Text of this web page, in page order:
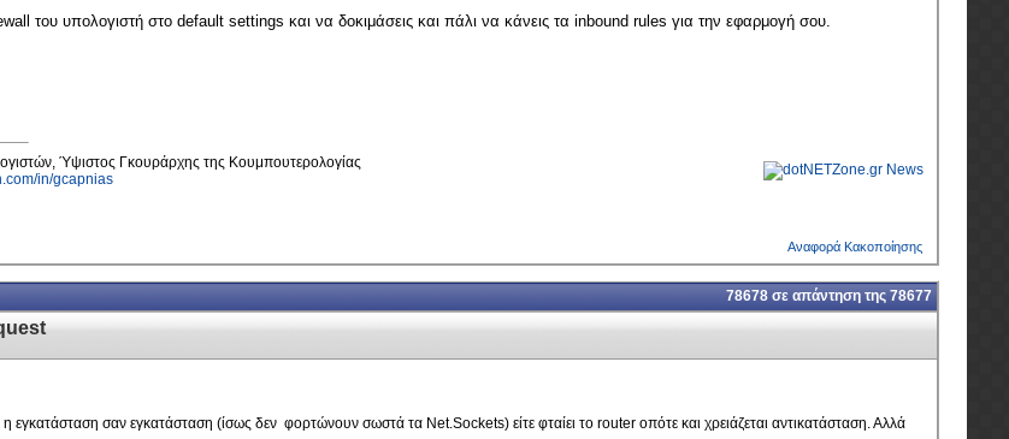
του υπολογιστή στο default settings και να δοκιμάσεις και πάλι να κάνεις τα inbound rules για την εφαρμογή σου.
Ύψιστος Γκουράρχης της Κουμπουτερολογίας
in/gcapnias
Αναφορά Κακοποίησης
78678 σε απάντηση της 78677
εγκατάσταση σαν εγκατάσταση (ίσως δεν φορτώνουν σωστά τα Net.Sockets) είτε φταίει το router οπότε και χρειάζεται αντικατάσταση. Αλλά